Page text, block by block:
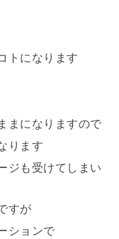
トになります
まになりますので
ります
ジも受けてしまい
すが
ションで